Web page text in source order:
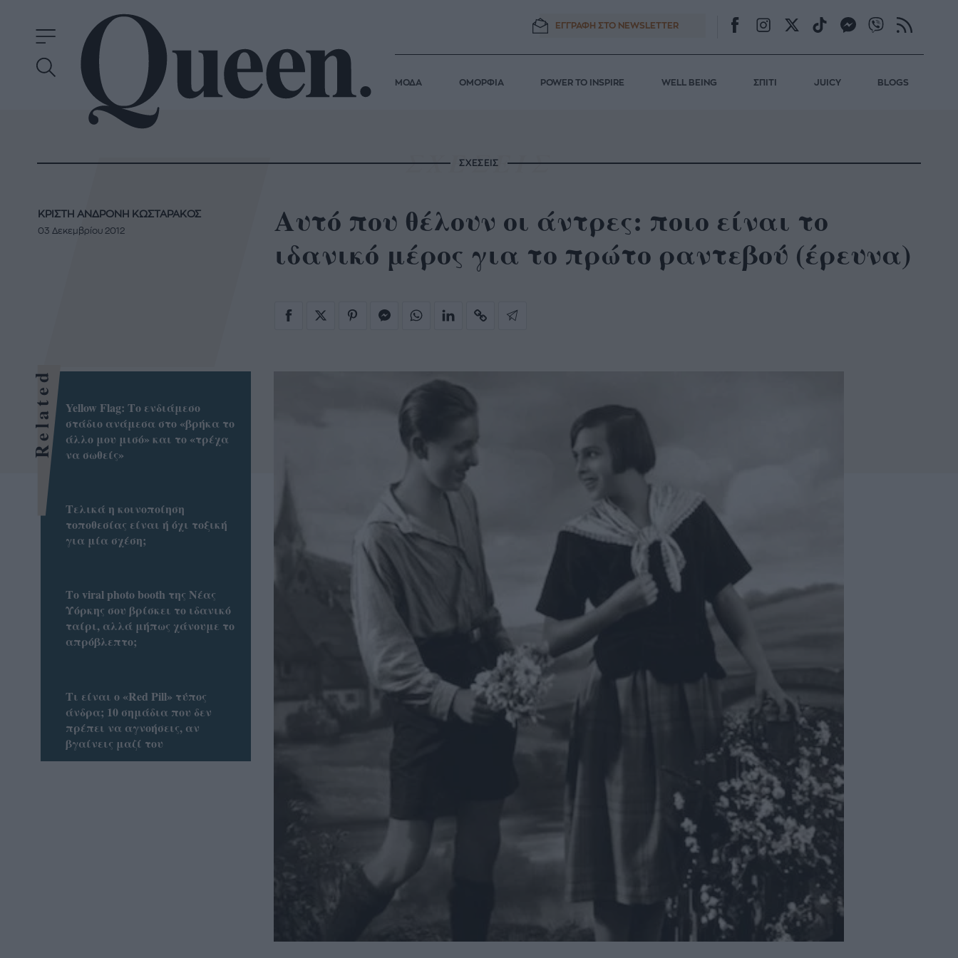
ΕΓΓΡΑΦΗ ΣΤΟ NEWSLETTER
ΜΟΔΑ ΟΜΟΡΦΙΑ POWER TO INSPIRE WELL BEING ΣΠΙΤΙ JUICY BLOGS
ΣΧΕΣΕΙΣ
Αυτό που θέλουν οι άντρες: ποιο είναι το
ιδανικό μέρος για το πρώτο ραντεβού (έρευνα)
ΚΡΙΣΤΗ ΑΝΔΡΟΝΗ ΚΩΣΤΑΡΑΚΟΣ
03 Δεκεμβρίου 2012
Related
Yellow Flag: Το ενδιάμεσο
στάδιο ανάμεσα στο «βρήκα το
άλλο μου μισό» και το «τρέχα
να σωθείς»
Τελικά η κοινοποίηση
τοποθεσίας είναι ή όχι τοξική
για μία σχέση;
Το viral photo booth της Νέας
Υόρκης σου βρίσκει το ιδανικό
ταίρι, αλλά μήπως χάνουμε το
απρόβλεπτο;
Tι είναι ο «Red Pill» τύπος
άνδρα; 10 σημάδια που δεν
πρέπει να αγνοήσεις, αν
βγαίνεις μαζί του